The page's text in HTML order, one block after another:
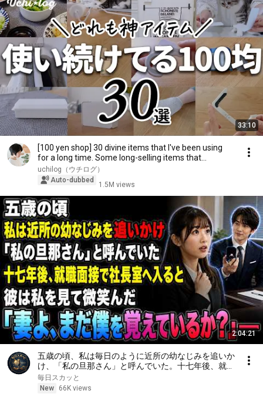
33:10
[100 yen shop] 30 divine items that I've been using
for a long time. Some long-selling items that...
uchilog（ウチログ）
Auto-dubbed
1.5M views
2:04:21
五歳の頃、私は毎日のように近所の幼なじみを追いか
け、「私の旦那さん」と呼んでいた。十七年後、就職
面接で社長室へ入ると、彼は私を見て微笑んだ。「妻
よ、まだ僕を覚えているか？」――
毎日スカッと
New
66K views